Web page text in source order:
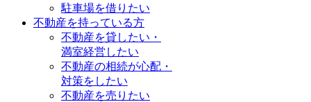
駐車場を借りたい
不動産を持っている方
不動産を貸したい・
満室経営したい
不動産の相続が心配・
対策をしたい
不動産を売りたい